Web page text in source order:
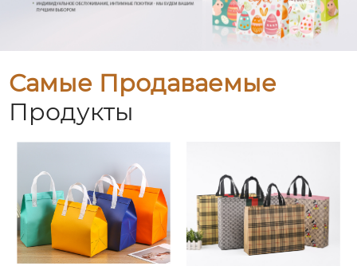
Самые Продаваемые
Продукты